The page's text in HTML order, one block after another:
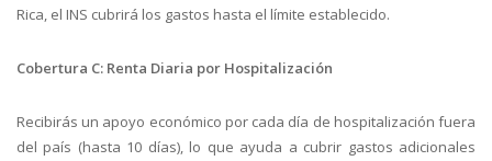
Rica, el INS cubrirá los gastos hasta el límite establecido.
Cobertura C: Renta Diaria por Hospitalización
Recibirás un apoyo económico por cada día de hospitalización fuera
del país (hasta 10 días), lo que ayuda a cubrir gastos adicionales